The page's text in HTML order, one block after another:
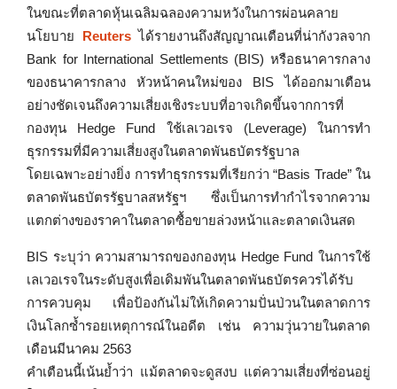
ในขณะที่ตลาดหุ้นเฉลิมฉลองความหวังในการผ่อนคลาย
นโยบาย Reutersได้รายงานถึงสัญญาณเตือนที่น่ากังวลจาก
Bank for International Settlements (BIS) หรือธนาคารกลาง
ของธนาคารกลาง หัวหน้าคนใหม่ของ BIS ได้ออกมาเตือน
อย่างชัดเจนถึงความเสี่ยงเชิงระบบที่อาจเกิดขึ้นจากการที่
กองทุน Hedge Fund ใช้เลเวอเรจ (Leverage) ในการทำ
ธุรกรรมที่มีความเสี่ยงสูงในตลาดพันธบัตรรัฐบาล
โดยเฉพาะอย่างยิ่ง การทำธุรกรรมที่เรียกว่า “Basis Trade” ใน
ตลาดพันธบัตรรัฐบาลสหรัฐฯ ซึ่งเป็นการทำกำไรจากความ
แตกต่างของราคาในตลาดซื้อขายล่วงหน้าและตลาดเงินสด
BIS ระบุว่า ความสามารถของกองทุน Hedge Fund ในการใช้
เลเวอเรจในระดับสูงเพื่อเดิมพันในตลาดพันธบัตรควรได้รับ
การควบคุม เพื่อป้องกันไม่ให้เกิดความปั่นป่วนในตลาดการ
เงินโลกซ้ำรอยเหตุการณ์ในอดีต เช่น ความวุ่นวายในตลาด
เดือนมีนาคม 2563
คำเตือนนี้เน้นย้ำว่า แม้ตลาดจะดูสงบ แต่ความเสี่ยงที่ซ่อนอยู่